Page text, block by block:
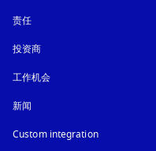
责任
投资商
工作机会
新闻
Custom integration